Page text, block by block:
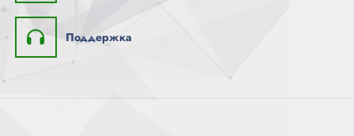
Поддержка